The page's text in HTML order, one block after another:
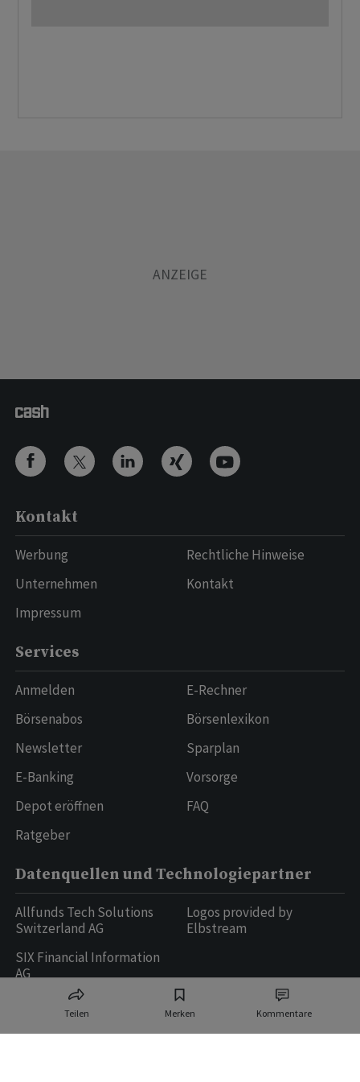
Teilen Merken Kommentare
Kontakt
Werbung
Unternehmen
Impressum
Rechtliche Hinweise
Kontakt
Services
Anmelden
Börsenabos
Newsletter
E-Banking
Depot eröffnen
Ratgeber
E-Rechner
Börsenlexikon
Sparplan
Vorsorge
FAQ
Datenquellen und Technologiepartner
Allfunds Tech Solutions
Switzerland AG
SIX Financial Information
AG
Logos provided by
Elbstream
Ringier AG | Ringier Medien Schweiz